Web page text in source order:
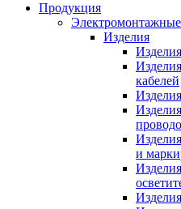
Продукция
Изделия
кабелей
и